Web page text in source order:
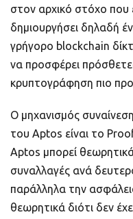
στον αρχικό στόχο που
δημιουργήσει δηλαδή
γρήγορο blockchain
να προσφέρει
κρυπτογράφηση πιο
Ο μηχανισμός
του Aptos είναι το
Aptos μπορεί
συναλλαγές ανά
παράλληλα την
θεωρητικά διότι δεν